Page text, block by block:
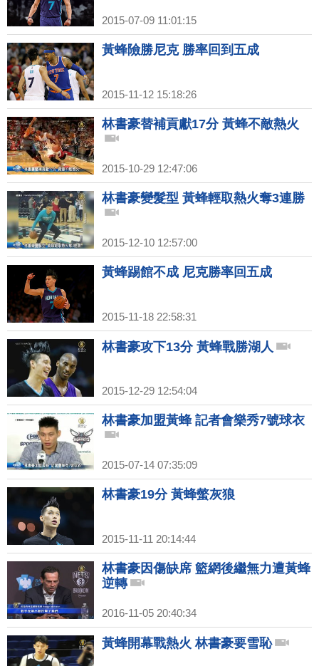
2015-07-09 11:01:15
黃蜂險勝尼克 勝率回到五成
2015-11-12 15:18:26
林書豪替補貢獻17分 黃蜂不敵熱火
2015-10-29 12:47:06
林書豪變髮型 黃蜂輕取熱火奪3連勝
2015-12-10 12:57:00
黃蜂踢館不成 尼克勝率回五成
2015-11-18 22:58:31
林書豪攻下13分 黃蜂戰勝湖人
2015-12-29 12:54:04
林書豪加盟黃蜂 記者會樂秀7號球衣
2015-07-14 07:35:09
林書豪19分 黃蜂螫灰狼
2015-11-11 20:14:44
林書豪因傷缺席 籃網後繼無力遭黃蜂
逆轉
2016-11-05 20:40:34
黃蜂開幕戰熱火 林書豪要雪恥